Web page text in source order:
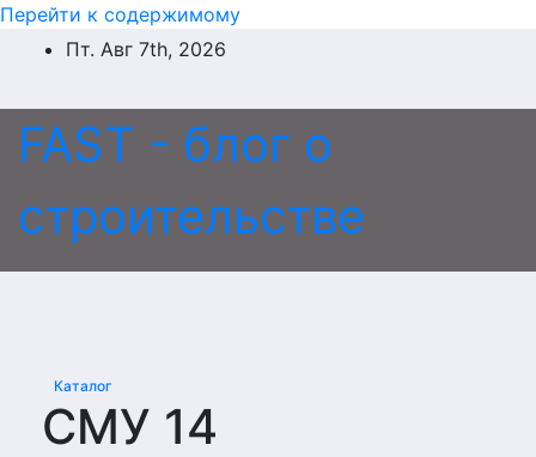
Перейти к содержимому
Пт. Авг 7th, 2026
FAST - блог о
строительстве
Каталог
СМУ 14